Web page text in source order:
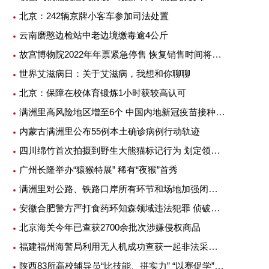
北京：242辆京牌小客车参加司法处置
云南磨憨边检站中老边境缴毒逾4公斤
故宫博物院2022年年票紧急停售 恢复销售时间将另行公告
世界艾滋病日：关于艾滋病，我想和你聊聊
北京：保障在校体育锻炼1小时获较高认可
满洲里高风险地区增至6个 中国内地新冠疫苗接种超25亿剂次
内蒙古满洲里公布55例本土确诊病例行动轨迹
四川绵竹首次拍摄到野生大熊猫标记行为 划定领地或吸引异性
广州长隆举办“猿猴特展” 稀有“夜猴”首秀
满洲里对公路、铁路口岸所有环节和场地加强闭环管理
安徽合肥警方严打食药环知森领域违法犯罪 侦破重特大案件14起
北京海关今年已查获2700余批次涉嫌侵权商品
福建福州海警局利用无人机成功查获一起非法采矿案
陕西83所高校辅导员“比技能、拼实力” “以赛促学”提升专业素质